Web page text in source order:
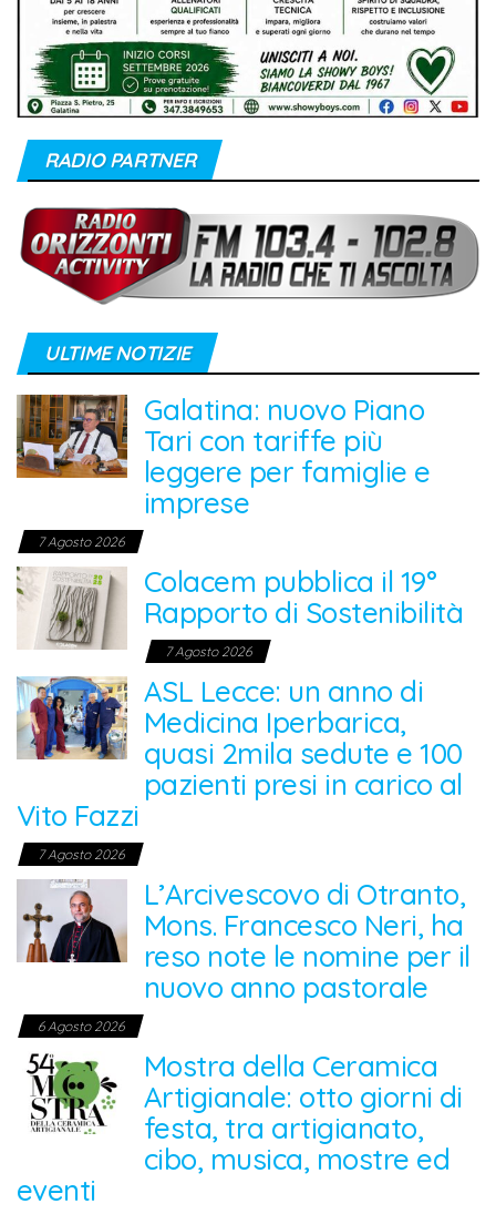
RADIO PARTNER
ULTIME NOTIZIE
Galatina: nuovo Piano
Tari con tariffe più
leggere per famiglie e
imprese
7 Agosto 2026
Colacem pubblica il 19°
Rapporto di Sostenibilità
7 Agosto 2026
ASL Lecce: un anno di
Medicina Iperbarica,
quasi 2mila sedute e 100
pazienti presi in carico al
Vito Fazzi
7 Agosto 2026
L’Arcivescovo di Otranto,
Mons. Francesco Neri, ha
reso note le nomine per il
nuovo anno pastorale
6 Agosto 2026
Mostra della Ceramica
Artigianale: otto giorni di
festa, tra artigianato,
cibo, musica, mostre ed
eventi